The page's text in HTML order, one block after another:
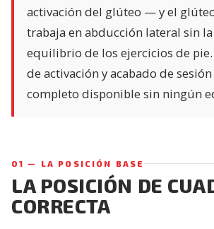
activación del glúteo — y el
trabaja en abducción lateral sin
equilibrio de los ejercicios de
de activación y acabado de
completo disponible sin ningún
01 — LA POSICIÓN BASE
LA POSICIÓN DE
CORRECTA